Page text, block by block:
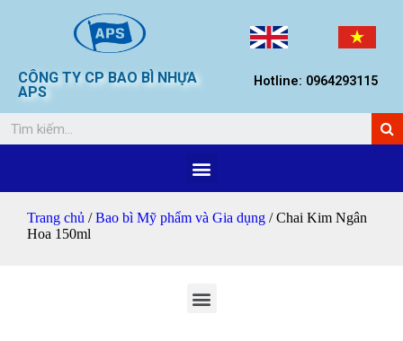
CÔNG TY CP BAO BÌ NHỰA
APS
Hotline: 0964293115
Trang chủ /Bao bì Mỹ phẩm và Gia dụng / Chai Kim Ngân
Hoa 150ml